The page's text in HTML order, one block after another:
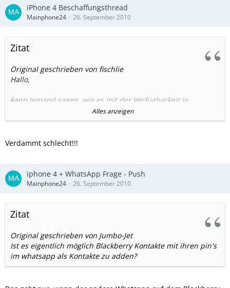
iPhone 4 Beschaffungsthread
Mainphone24 26. September 2010
Zitat
Original geschrieben von fischlie
Hallo,
kann jemand sagen, wie es mit der Verfügbarkeit in
MfG
Alles anzeigen
Verdammt schlecht!!!
iphone 4 + WhatsApp Frage - Push
Mainphone24 26. September 2010
Zitat
Original geschrieben von Jumbo-Jet
Ist es eigentlich möglich Blackberry Kontakte mit ihren pin's
im whatsapp als Kontakte zu adden?